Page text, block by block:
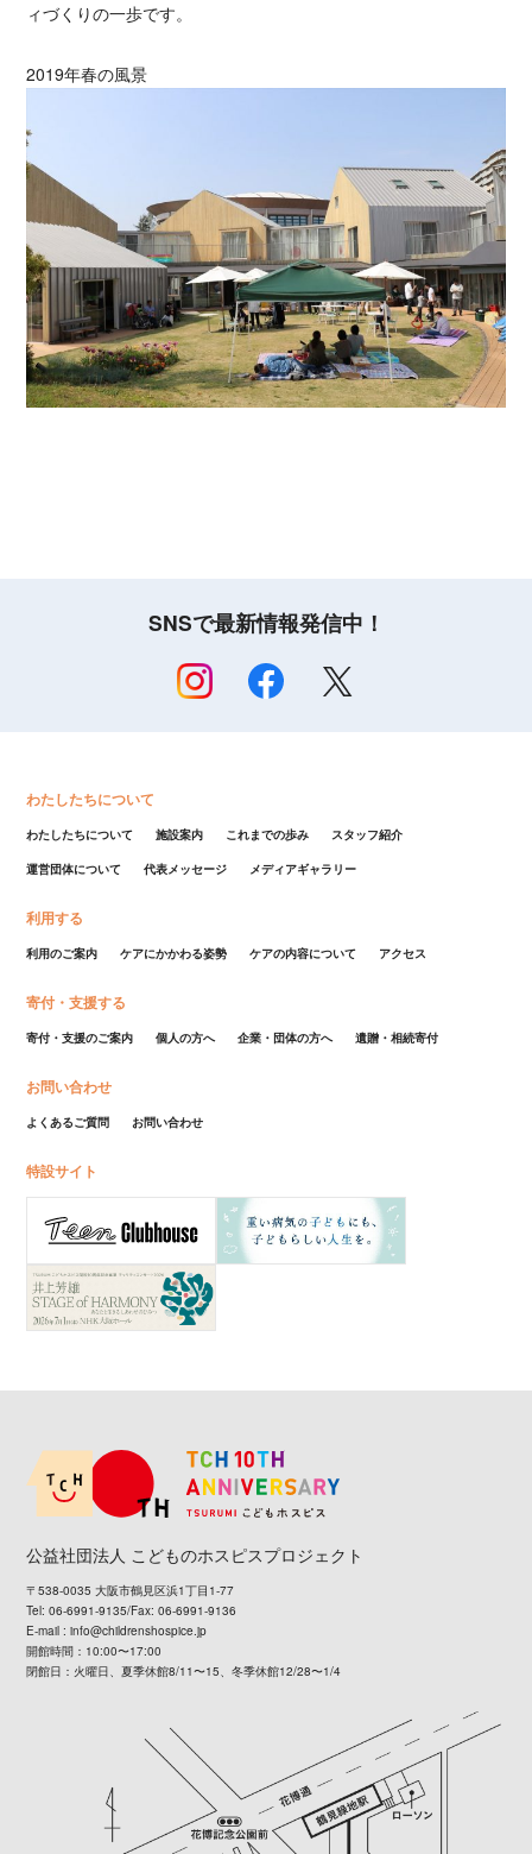
ィづくりの一歩です。
2019年春の風景
SNSで最新情報発信中！
わたしたちについて
わたしたちについて 施設案内 これまでの歩み スタッフ紹介
運営団体について 代表メッセージ メディアギャラリー
利用する
利用のご案内 ケアにかかわる姿勢 ケアの内容について アクセス
寄付・支援する
寄付・支援のご案内 個人の方へ 企業・団体の方へ 遺贈・相続寄付
お問い合わせ
よくあるご質問 お問い合わせ
特設サイト
公益社団法人 こどものホスピスプロジェクト
〒538-0035 大阪市鶴見区浜1丁目1-77
Tel: 06-6991-9135/Fax: 06-6991-9136
E-mail :info@childrenshospice.jp
開館時間：10:00〜17:00
閉館日：火曜日、夏季休館8/11〜15、冬季休館12/28〜1/4